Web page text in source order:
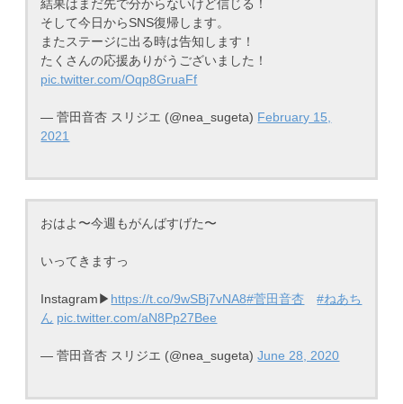
結果はまだ先で分からないけど信じる！
そして今日からSNS復帰します。
またステージに出る時は告知します！
たくさんの応援ありがうございました！
pic.twitter.com/Oqp8GruaFf
— 菅田音杏 スリジエ (@nea_sugeta) February 15,
2021
おはよ〜今週もがんばすげた〜
いってきますっ
Instagram▶︎ https://t.co/9wSBj7vNA8#菅田音杏
#ねあち
ん pic.twitter.com/aN8Pp27Bee
— 菅田音杏 スリジエ (@nea_sugeta)June 28, 2020